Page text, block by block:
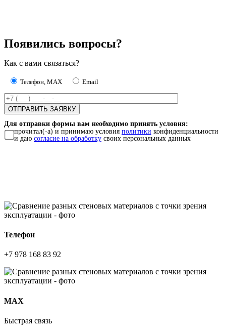
Появились вопросы?
Как с вами связаться?
Телефон, MAX Email
Для отправки формы вам необходимо принять условия:
прочитал(-а) и принимаю условия политики конфиденциальности
и даю согласие на обработку своих персональных данных
Телефон
+7 978 168 83 92
МАХ
Быстрая связь